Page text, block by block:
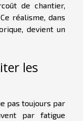
de chantier,
réalisme, dans
devient un
les
pas toujours par
par fatigue